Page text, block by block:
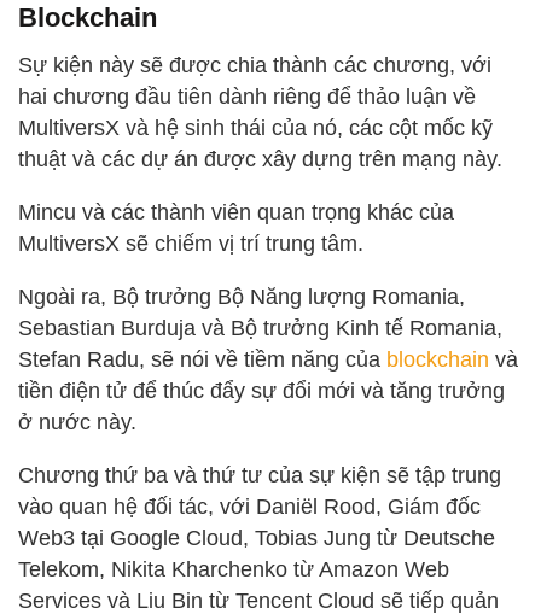
Blockchain
Sự kiện này sẽ được chia thành các chương, với
hai chương đầu tiên dành riêng để thảo luận về
MultiversX và hệ sinh thái của nó, các cột mốc kỹ
thuật và các dự án được xây dựng trên mạng này.
Mincu và các thành viên quan trọng khác của
MultiversX sẽ chiếm vị trí trung tâm.
Ngoài ra, Bộ trưởng Bộ Năng lượng Romania,
Sebastian Burduja và Bộ trưởng Kinh tế Romania,
Stefan Radu, sẽ nói về tiềm năng của blockchain và
tiền điện tử để thúc đẩy sự đổi mới và tăng trưởng
ở nước này.
Chương thứ ba và thứ tư của sự kiện sẽ tập trung
vào quan hệ đối tác, với Daniël Rood, Giám đốc
Web3 tại Google Cloud, Tobias Jung từ Deutsche
Telekom, Nikita Kharchenko từ Amazon Web
Services và Liu Bin từ Tencent Cloud sẽ tiếp quản